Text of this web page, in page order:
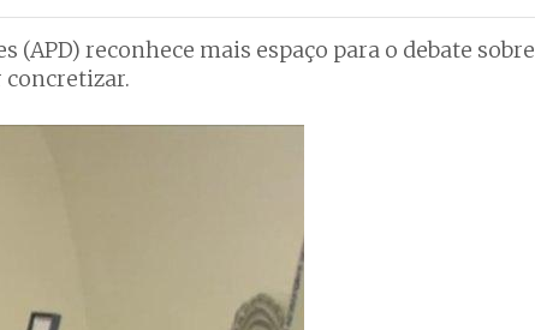
reconhece mais espaço para o debate sobre
concretizar.